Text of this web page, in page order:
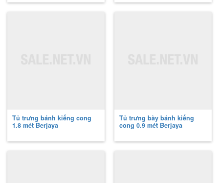
Tủ trưng bánh kiếng cong
1.8 mét Berjaya
Tủ trưng bày bánh kiếng
cong 0.9 mét Berjaya